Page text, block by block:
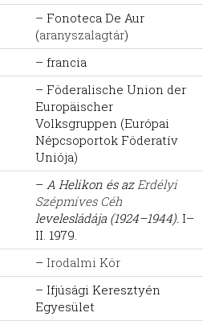
– Fonoteca De Aur
(aranyszalagtár)
– francia
– Föderalische Union der
Europäischer
Volksgruppen (Európai
Népcsoportok Föderatív
Uniója)
– A Helikon és azErdélyi
Szépmíves Céh
levelesládája (1924–1944). I–
II. 1979.
– Irodalmi Kör
– Ifjúsági Keresztyén
Egyesület